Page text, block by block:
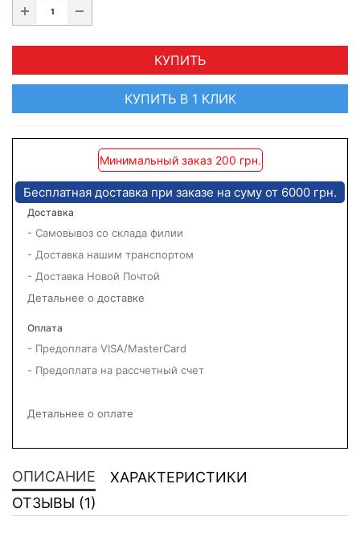
КУПИТЬ
КУПИТЬ В 1 КЛИК
Минимальный заказ 200 грн.
Бесплатная доставка при заказе на суму от 6000 грн.
Доставка
- Самовывоз со склада филии
- Доставка нашим транспортом
- Доставка Новой Почтой
Детальнее о доставке
Оплата
- Предоплата VISA/MasterCard
- Предоплата на рассчетный счет
Детальнее о оплате
ОПИСАНИЕ
ХАРАКТЕРИСТИКИ
ОТЗЫВЫ (1)